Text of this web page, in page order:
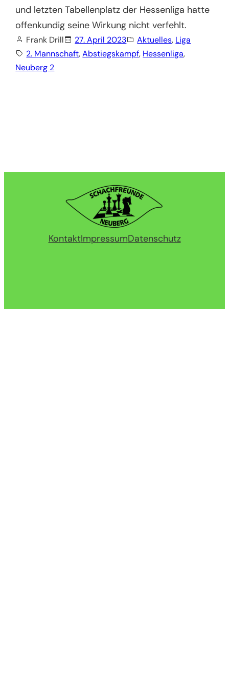
und letzten Tabellenplatz der Hessenliga hatte
offenkundig seine Wirkung nicht verfehlt.
Frank Drill 27. April 2023 Aktuelles, Liga
2. Mannschaft, Abstiegskampf, Hessenliga,
Neuberg 2
KontaktImpressumDatenschutz